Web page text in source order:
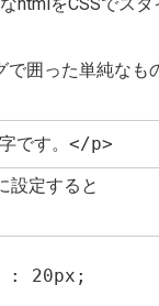
で囲った単純なも
です。</p>
設定すると
20px;